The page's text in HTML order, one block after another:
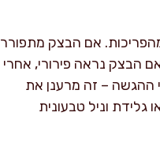
אם הבצק מתפורר
הבצק נראה פירורי, אחרי
ההגשה – זה מרענן את
וניל טבעונית